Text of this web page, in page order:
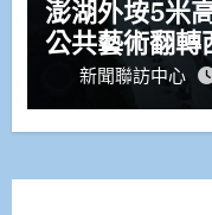
澎湖外垵5米
公共藝術翻轉
新聞聯訪中心